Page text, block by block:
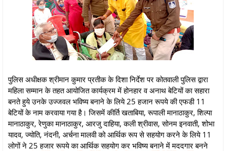
पुलिस अधीक्षक श्रीमान कुमार प्रतीक के दिशा निर्देश पर कोतवाली पुलिस द्वारा
महिला सम्मान के तहत आयोजित कार्यक्रम में होनहार व अनाथ बेटियों का सहारा
बनते हुये उनके उज्जवल भविष्य बनाने के लिये 25 हजान रूपये की एफडी 11
बेटियों के नाम करवाया गया है। जिसमें कीर्ति खताबिया, रूपाली मानाठाकुर, शिल्पा
मानाठाकुर, रेणुका मानाठाकुर, आरजु दाहिया, कली श्रीवास, सोनम इनवाती, शोभा
यादव, ज्योति, नंदनी, अर्चना मालवी को आर्थिक रूप से सहयोग करने के लिये 11
लोगों ने 25 हजार रूपये का आर्थिक सहयोग कर भविष्य बनाने में मददगार बनने